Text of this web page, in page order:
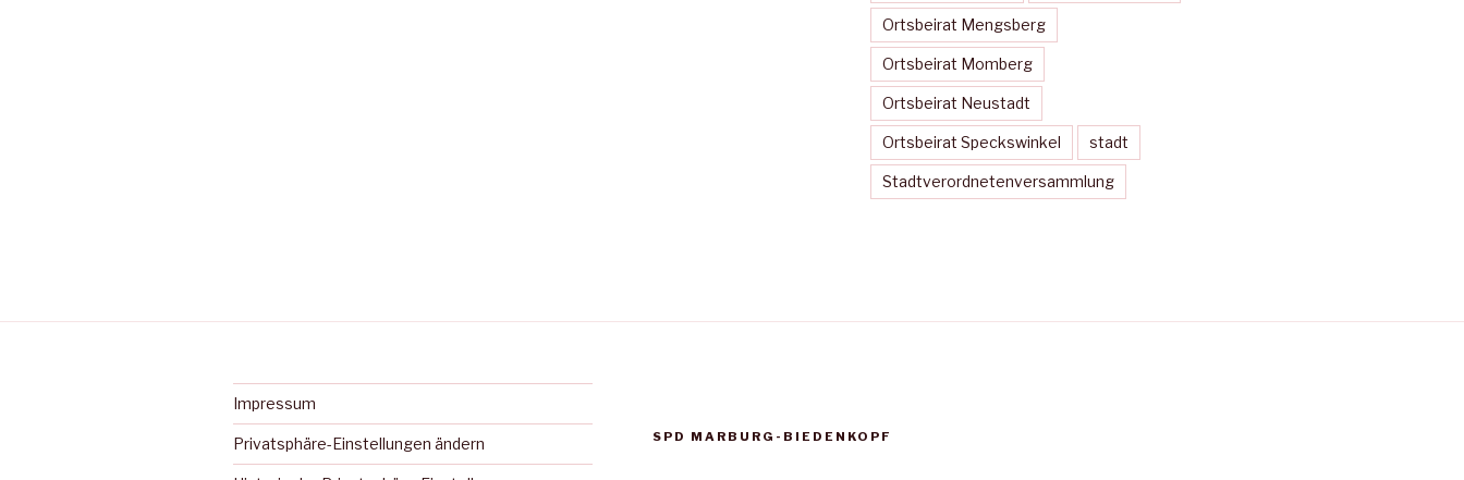
Ortsbeirat Mengsberg
Ortsbeirat Momberg
Ortsbeirat Neustadt
Ortsbeirat Speckswinkel stadt
Stadtverordnetenversammlung
Impressum
Privatsphäre-Einstellungen ändern SPD MARBURG-BIEDENKOPF